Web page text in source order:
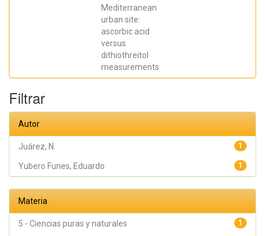
Mediterranean
urban site:
ascorbic acid
versus
dithiothreitol
measurements
Filtrar
Autor
1
Juárez, N.
1
Yubero Funes, Eduardo
Materia
1
5 - Ciencias puras y naturales